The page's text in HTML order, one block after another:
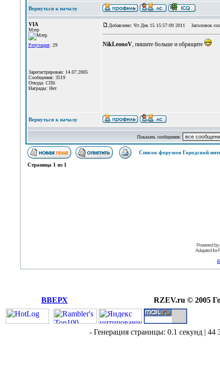
Вернуться к началу
VIA
Мэтр
Репутация: 29
Зарегистрирован: 14.07.2005
Сообщения: 3519
Откуда: СПб
Награды: Нет
Добавлено: Чт Дек 15 15:57:09 2011 Заголовок
NikLeonoV, пишите больше и обрящите
Вернуться к началу
Показать сообщения:
Список форумов Городской
Страница 1 из 1
Powered by
Adapted for
ВВЕРХ RZEV.ru © 2005
- Генерация страницы: 0.1 секунд |